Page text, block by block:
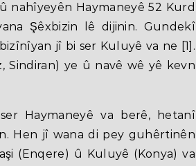
nahîyeyên Haymaneyê 52 Kurd
Şêxbizin lê dijinin. Gundekî
jî bi ser Kuluyê va ne [1].
Sindiran) ye û navê wê yê kevn
Haymaneyê va berê, hetanî
Hen jî wana di pey guhêrtinên
(Enqere) û Kuluyê (Konya) va